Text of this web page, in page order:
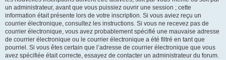
un administrateur, avant que vous puissiez ouvrir une session ; cette
information était présente lors de votre inscription. Si vous aviez reçu un
courrier électronique, consultez les instructions. Si vous ne recevez pas de
courrier électronique, vous avez probablement spécifié une mauvaise adresse
de courrier électronique ou le courrier électronique a été filtré en tant que
pourriel. Si vous êtes certain que l’adresse de courrier électronique que vous
avez spécifiée était correcte, essayez de contacter un administrateur du forum.